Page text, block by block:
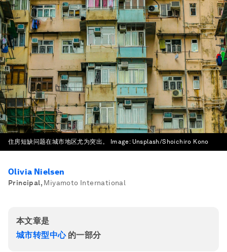
住房短缺问题在城市地区尤为突出。 Image: Unsplash/Shoichiro Kono
Olivia Nielsen
Principal, Miyamoto International
本文章是
城市转型中心的一部分